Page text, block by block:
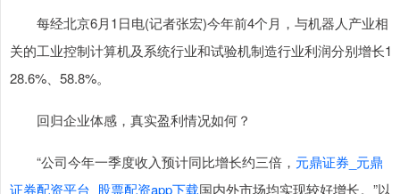
每经北京6月1日电(记者张宏)今年前4个月，与机器人产业相
关的工业控制计算机及系统行业和试验机制造行业利润分别增长1
28.6%、58.8%。
回归企业体感，真实盈利情况如何？
“公司今年一季度收入预计同比增长约三倍， 元鼎证券_元鼎
证券配资平台_股票配资app下载国内外市场均实现较好增长。”以
沪深300 4694.44 +43.13 +0.93%